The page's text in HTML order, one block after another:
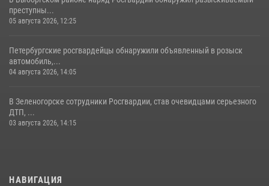
преступны...
05 августа 2026, 12:25
Петербургские росгвардейцы обнаружили объявленный в розыск
автомобиль,...
04 августа 2026, 14:05
В Зеленогорске сотрудники Росгвардии, став очевидцами серьезного
ДТП, ...
03 августа 2026, 14:15
НАВИГАЦИЯ